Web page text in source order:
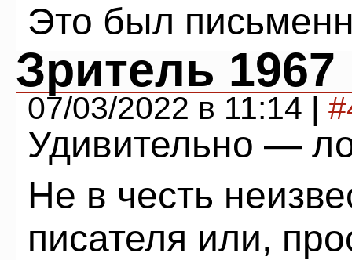
Это был
Зритель 1967
07/03/2022 в 11:14 |
Удивительно —
Не в честь
писателя или,